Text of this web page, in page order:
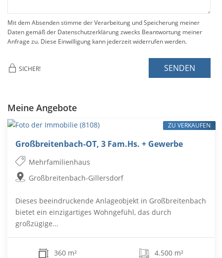
Mit dem Absenden stimme der Verarbeitung und Speicherung meiner
Daten gemäß der Datenschutzerklärung zwecks Beantwortung meiner
Anfrage zu. Diese Einwilligung kann jederzeit widerrufen werden.
SICHER! SENDEN
Meine Angebote
Großbreitenbach-OT, 3 Fam.Hs. + Gewerbe
Mehrfamilienhaus
Großbreitenbach-Gillersdorf
Dieses beeindruckende Anlageobjekt in Großbreitenbach
bietet ein einzigartiges Wohngefühl, das durch
großzügige...
360 m² 4.500 m²
ZU VERKAUFEN